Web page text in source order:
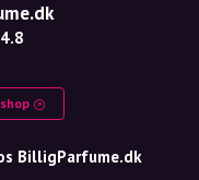
4.8
BilligParfume.dk